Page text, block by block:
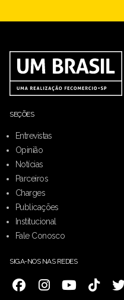
SEÇÕES
Entrevistas
Opinião
Notícias
Parceiros
Charges
Publicações
Institucional
Fale Conosco
SIGA-NOS NAS REDES